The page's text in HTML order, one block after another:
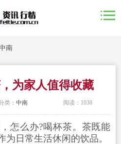
南
为家人值得收藏
类： 中南 阅读：1038
么办?喝杯茶。茶既能
为日常生活休闲的饮品。